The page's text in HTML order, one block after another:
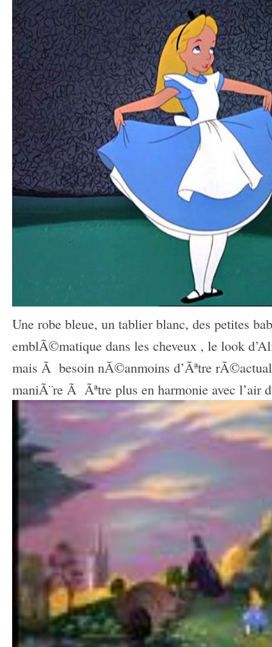
Une robe bleue, un tablier blanc, des petites
emblÃ©matique dans les cheveux , le look
mais Ã besoin nÃ©anmoins d’Ãªtre
maniÃ¨re Ã Ãªtre plus en harmonie avec l’air